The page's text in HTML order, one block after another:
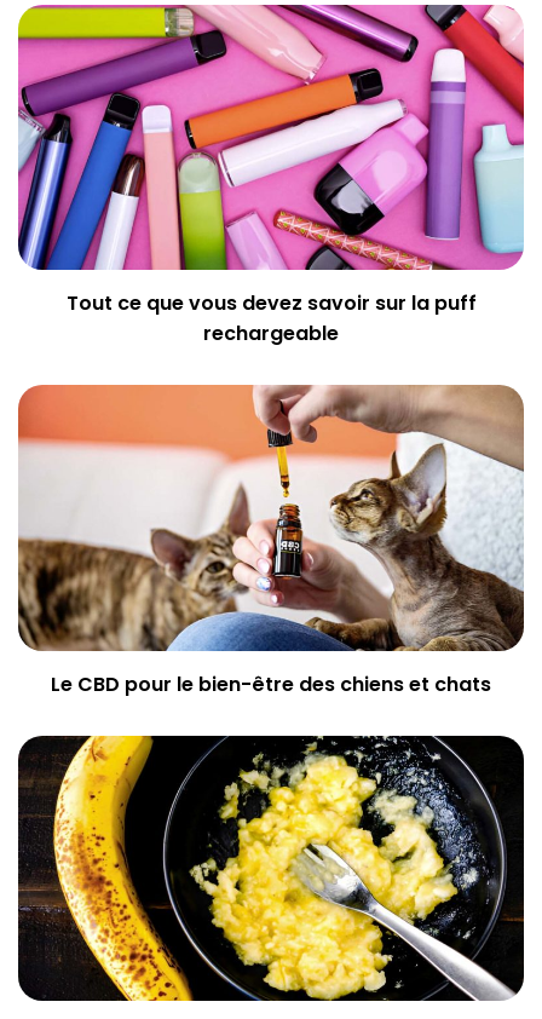
Tout ce que vous devez savoir sur la puff
rechargeable
Le CBD pour le bien-être des chiens et chats